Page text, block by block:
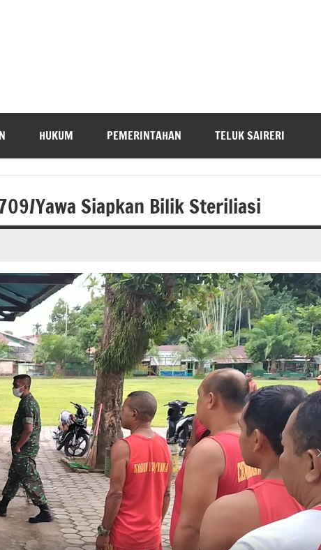
HUKUM PEMERINTAHAN TELUK SAIRERI
Yawa Siapkan Bilik Steriliasi